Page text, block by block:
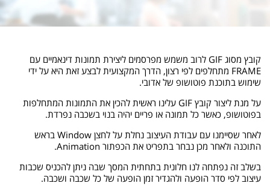
קובץ מסוג GIF לרוב משמש מפרסמים ליצירת תמונות דינאמיים עם
FRAME מתחלפים לפי רצון, הדרך המקצועית לבצע זאת היא על ידי
שימוש בתוכנת פוטושופ של אדובי.
על מנת ליצור קובץ GIF עלינו ראשית להכין את התמונות המתחלפות
בפוטושופ, כאשר כל תמונה או פריים יהיה בנוי בשכבה נפרדת.
לאחר שסיימנו עם עבודת העיצוב נחלת על לחצן Window בראש
התוכנה ולאחר מכן נבחר בתפריט את הכפתור Animation.
בשלב זה נפתחה לנו חלונית בתחתית המסך שבה ניתן להכניס שכבות
עיצוב לפי סדר הופעה ולהגדיר זמן הופעה של כל שכבה ושכבה.